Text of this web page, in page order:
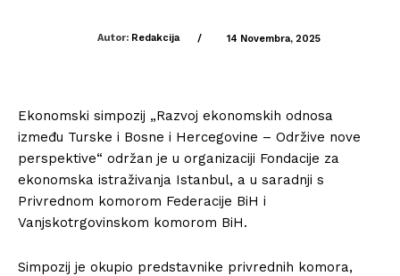
Autor: Redakcija / 14 Novembra, 2025
Ekonomski simpozij „Razvoj ekonomskih odnosa
između Turske i Bosne i Hercegovine – Održive nove
perspektive“ održan je u organizaciji Fondacije za
ekonomska istraživanja Istanbul, a u saradnji s
Privrednom komorom Federacije BiH i
Vanjskotrgovinskom komorom BiH.
Simpozij je okupio predstavnike privrednih komora,